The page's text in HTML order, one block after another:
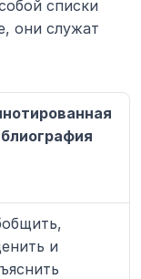
списки
они служат
и